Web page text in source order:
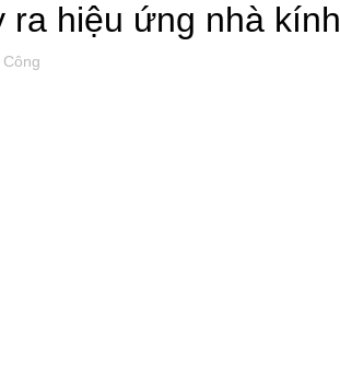
ra hiệu ứng nhà kính